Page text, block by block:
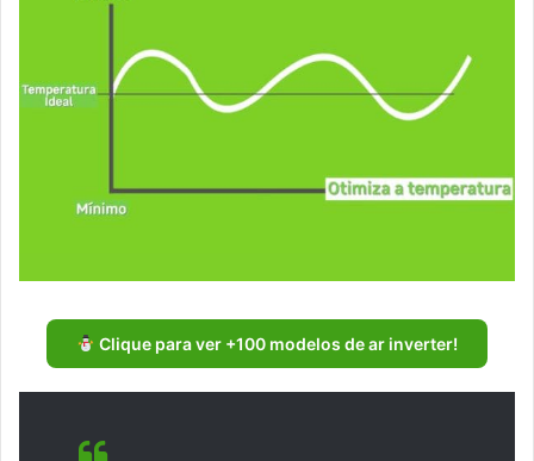
Clique para ver +100 modelos de ar inverter!